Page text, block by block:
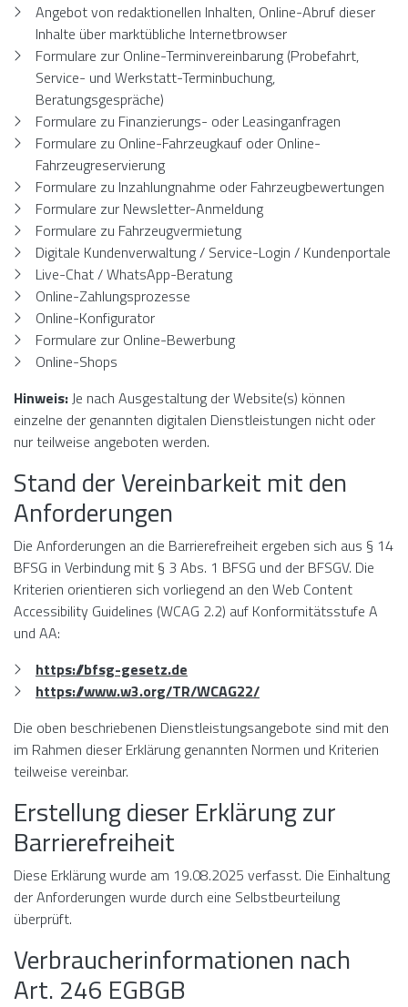
Angebot von redaktionellen Inhalten, Online-Abruf dieser
Inhalte über marktübliche Internetbrowser
Formulare zur Online-Terminvereinbarung (Probefahrt,
Service- und Werkstatt-Terminbuchung,
Beratungsgespräche)
Formulare zu Finanzierungs- oder Leasinganfragen
Formulare zu Online-Fahrzeugkauf oder Online-
Fahrzeugreservierung
Formulare zu Inzahlungnahme oder Fahrzeugbewertungen
Formulare zur Newsletter-Anmeldung
Formulare zu Fahrzeugvermietung
Digitale Kundenverwaltung / Service-Login / Kundenportale
Live-Chat / WhatsApp-Beratung
Online-Zahlungsprozesse
Online-Konfigurator
Formulare zur Online-Bewerbung
Online-Shops
Hinweis:Je nach Ausgestaltung der Website(s) können
einzelne der genannten digitalen Dienstleistungen nicht oder
nur teilweise angeboten werden.
Stand der Vereinbarkeit mit den
Anforderungen
Die Anforderungen an die Barrierefreiheit ergeben sich aus § 14
BFSG in Verbindung mit § 3 Abs. 1 BFSG und der BFSGV. Die
Kriterien orientieren sich vorliegend an den Web Content
Accessibility Guidelines (WCAG 2.2) auf Konformitätsstufe A
und AA:
https://bfsg-gesetz.de
https://www.w3.org/TR/WCAG22/
Die oben beschriebenen Dienstleistungsangebote sind mit den
im Rahmen dieser Erklärung genannten Normen und Kriterien
teilweise vereinbar.
Erstellung dieser Erklärung zur
Barrierefreiheit
Diese Erklärung wurde am 19.08.2025 verfasst. Die Einhaltung
der Anforderungen wurde durch eine Selbstbeurteilung
überprüft.
Verbraucherinformationen nach
Art. 246 EGBGB